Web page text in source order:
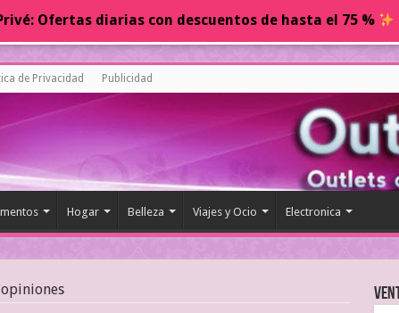
de Privacidad Publicidad
Hogar Belleza Viajes y Ocio Electronica
opiniones
Ofertas diarias con descuentos de hasta el 75 %